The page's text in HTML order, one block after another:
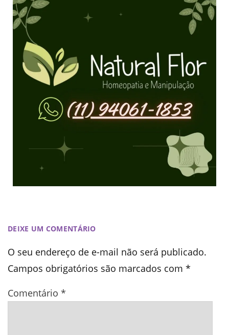
DEIXE UM COMENTÁRIO
O seu endereço de e-mail não será publicado.
Campos obrigatórios são marcados com *
Comentário *